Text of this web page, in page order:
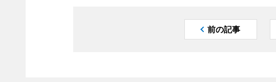
前の記事